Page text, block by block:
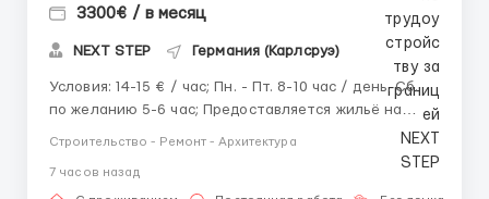
3300€ / в месяц
NEXT STEP Германия (Карлсруэ)
Условия: 14-15 € / час; Пн. - Пт. 8-10 час / день. Сб.
по желанию 5-6 час; Предоставляется жильё на
поверхностей, грунтовка, гидроизоляция; Разметка,
Строительство - Ремонт - Архитектура
7 часов назад